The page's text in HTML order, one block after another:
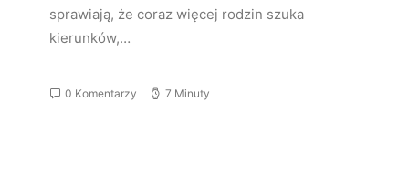
sprawiają, że coraz więcej rodzin szuka
kierunków,…
0 Komentarzy 7 Minuty